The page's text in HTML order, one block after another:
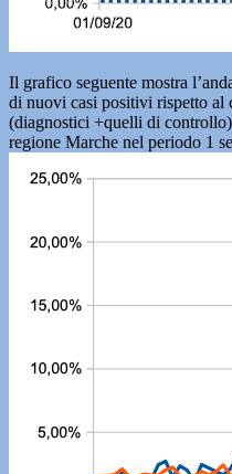
Il grafico seguente mostra
di nuovi casi positivi rispetto al
(diagnostici +quelli di
regione Marche nel periodo 1